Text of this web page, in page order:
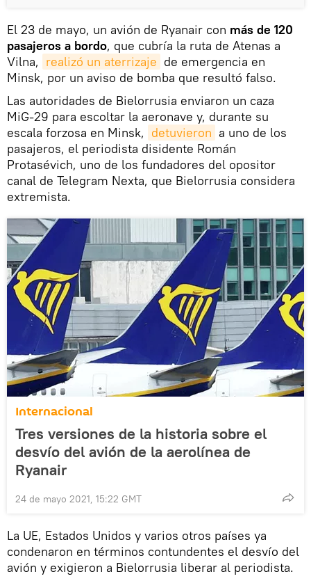
El 23 de mayo, un avión de Ryanair con más de 120
pasajeros a bordo, que cubría la ruta de Atenas a
Vilna, realizó un aterrizaje de emergencia en
Minsk, por un aviso de bomba que resultó falso.
Las autoridades de Bielorrusia enviaron un caza
MiG-29 para escoltar la aeronave y, durante su
escala forzosa en Minsk, detuvieron a uno de los
pasajeros, el periodista disidente Román
Protasévich, uno de los fundadores del opositor
canal de Telegram Nexta, que Bielorrusia considera
extremista.
Internacional
Tres versiones de la historia sobre el
desvío del avión de la aerolínea de
Ryanair
24 de mayo 2021, 15:22 GMT
La UE, Estados Unidos y varios otros países ya
condenaron en términos contundentes el desvío del
avión y exigieron a Bielorrusia liberar al periodista.